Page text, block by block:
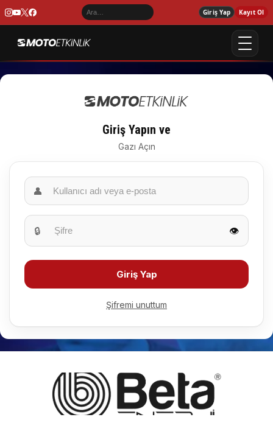
Giriş Yap Kayıt Ol
Giriş Yapın ve
Gazı Açın
👤
🔒 👁️
Giriş Yap
Şifremi unuttum